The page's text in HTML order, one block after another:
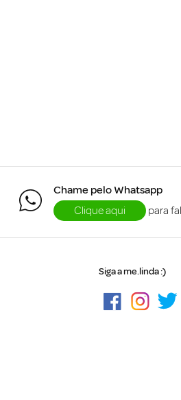
Chame pelo Whatsapp
Clique aqui
para
Siga a me.linda :)